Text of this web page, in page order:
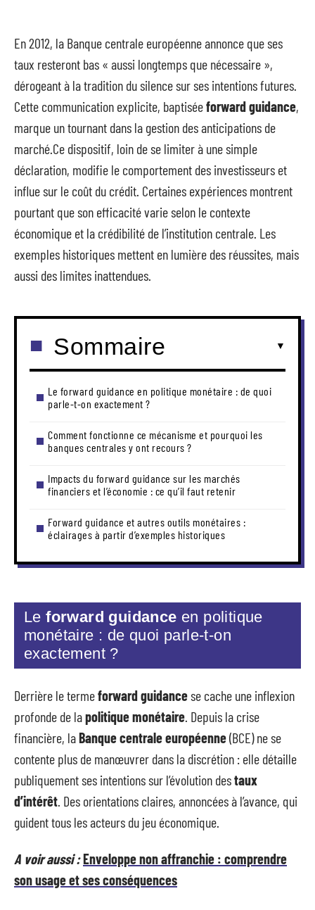
En 2012, la Banque centrale européenne annonce que ses
taux resteront bas « aussi longtemps que nécessaire »,
dérogeant à la tradition du silence sur ses intentions futures.
Cette communication explicite, baptiséeforward guidance,
marque un tournant dans la gestion des anticipations de
marché.Ce dispositif, loin de se limiter à une simple
déclaration, modifie le comportement des investisseurs et
influe sur le coût du crédit. Certaines expériences montrent
pourtant que son efficacité varie selon le contexte
économique et la crédibilité de l’institution centrale. Les
exemples historiques mettent en lumière des réussites, mais
aussi des limites inattendues.
Sommaire
Le forward guidance en politique monétaire : de quoi
parle-t-on exactement ?
Comment fonctionne ce mécanisme et pourquoi les
banques centrales y ont recours ?
Impacts du forward guidance sur les marchés
financiers et l’économie : ce qu’il faut retenir
Forward guidance et autres outils monétaires :
éclairages à partir d’exemples historiques
Leforward guidance en politique
monétaire : de quoi parle-t-on
exactement ?
Derrière le termeforward guidancese cache une inflexion
profonde de lapolitique monétaire . Depuis la crise
financière, laBanque centrale européenne(BCE) ne se
contente plus de manœuvrer dans la discrétion : elle détaille
publiquement ses intentions sur l’évolution destaux
d’intérêt . Des orientations claires, annoncées à l’avance, qui
guident tous les acteurs du jeu économique.
A voir aussi :Enveloppe non affranchie : comprendre
son usage et ses conséquences